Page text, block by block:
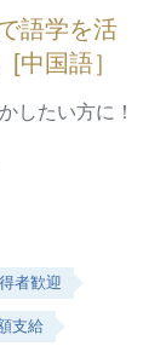
語学を活
中国語］
したい方に！
者歓迎
支給